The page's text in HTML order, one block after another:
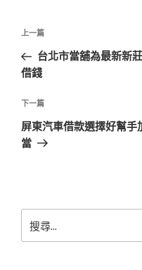
文
導
覽
上
一
篇
章
上一篇
台北市當舖為最新新
借錢
下
一
篇
下一篇
屏東汽車借款選擇好幫
當
尋